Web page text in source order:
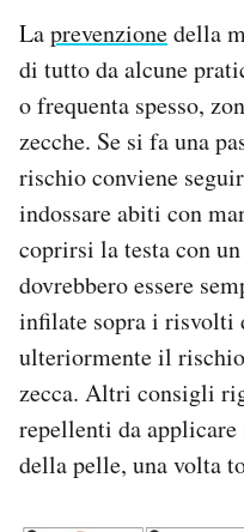
Laprevenzionedella
di tutto da alcune
o frequenta spesso,
zecche. Se si fa una
rischio conviene
indossare abiti con
coprirsi la testa con
dovrebbero essere
infilate sopra i risvolti
ulteriormente il
zecca. Altri consigli
repellenti da
della pelle, una volta